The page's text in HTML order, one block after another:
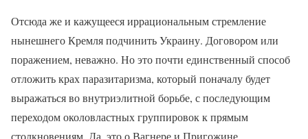
Отсюда же и кажущееся иррациональным стремление
нынешнего Кремля подчинить Украину. Договором или
поражением, неважно. Но это почти единственный способ
отложить крах паразитаризма, который поначалу будет
выражаться во внутриэлитной борьбе, с последующим
переходом околовластных группировок к прямым
столкновениям. Да, это о Вагнере и Пригожине.